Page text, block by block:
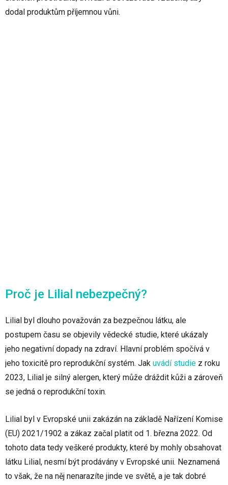
dodal produktům příjemnou vůni.
Proč je Lilial nebezpečný?
Lilial byl dlouho považován za bezpečnou látku, ale
postupem času se objevily vědecké studie, které ukázaly
jeho negativní dopady na zdraví. Hlavní problém spočívá v
jeho toxicitě pro reprodukční systém. Jak uvádí studie z roku
2023, Lilial je silný alergen, který může dráždit kůži a zároveň
se jedná o reprodukční toxin.
Lilial byl v Evropské unii zakázán na základě Nařízení Komise
(EU) 2021/1902 a zákaz začal platit od 1. března 2022. Od
tohoto data tedy veškeré produkty, které by mohly obsahovat
látku Lilial, nesmí být prodávány v Evropské unii. Neznamená
to však, že na něj nenarazíte jinde ve světě, a je tak dobré